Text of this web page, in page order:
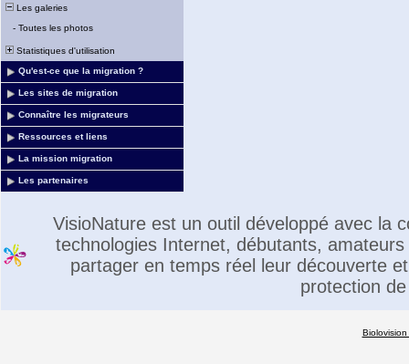
Les galeries
- Toutes les photos
Statistiques d'utilisation
Qu'est-ce que la migration ?
Les sites de migration
Connaître les migrateurs
Ressources et liens
La mission migration
Les partenaires
VisioNature est un outil développé avec la
technologies Internet, débutants,
partager en temps réel leur découverte
protection
Biolovision